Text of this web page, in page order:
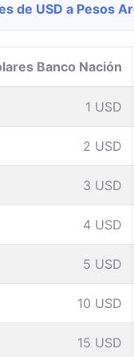
de USD a Pesos
Banco Nación
1 USD
2 USD
3 USD
4 USD
5 USD
10 USD
15 USD